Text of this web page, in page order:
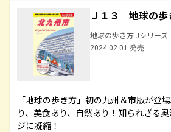
Ｊ１３ 地球の
地球の歩き方 Jシリーズ
2024.02.01 発売
「地球の歩き方」初の九州＆市版が登
り、美食あり、自然あり！知られざる
ジに凝縮！